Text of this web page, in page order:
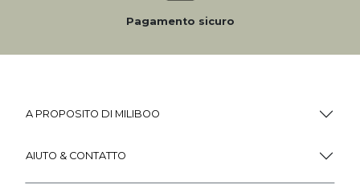
Pagamento sicuro
A PROPOSITO DI MILIBOO
AIUTO & CONTATTO